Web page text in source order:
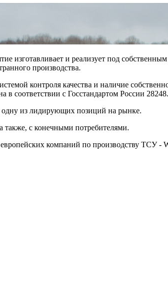
изготавливает и реализует под
производства.
контроля качества и наличие
соответствии с Госстандартом России 28248.
одну из лидирующих позиций на рынке.
также, с конечными потребителями.
компаний по производству ТСУ -